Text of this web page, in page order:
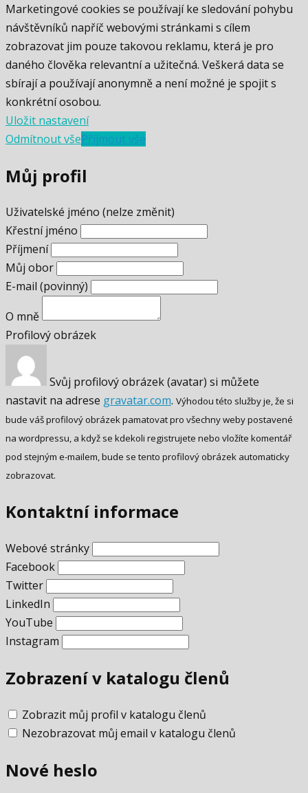
Marketingové cookies se používají ke sledování pohybu
návštěvníků napříč webovými stránkami s cílem
zobrazovat jim pouze takovou reklamu, která je pro
daného člověka relevantní a užitečná. Veškerá data se
sbírají a používají anonymně a není možné je spojit s
konkrétní osobou.
Uložit nastavení
Odmítnout všePřijmout vše
Můj profil
Uživatelské jméno (nelze změnit)
Křestní jméno
Příjmení
Můj obor
E-mail (povinný)
O mně
Profilový obrázek
Svůj profilový obrázek (avatar) si můžete
nastavit na adrese gravatar.com. Výhodou této služby je, že si
bude váš profilový obrázek pamatovat pro všechny weby postavené
na wordpressu, a když se kdekoli registrujete nebo vložíte komentář
pod stejným e-mailem, bude se tento profilový obrázek automaticky
zobrazovat.
Kontaktní informace
Webové stránky
Facebook
Twitter
LinkedIn
YouTube
Instagram
Zobrazení v katalogu členů
Zobrazit můj profil v katalogu členů
Nezobrazovat můj email v katalogu členů
Nové heslo